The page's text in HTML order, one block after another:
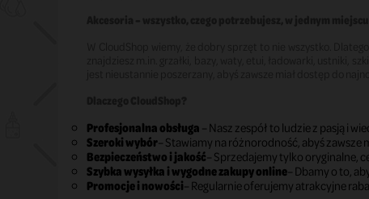
Profesjonalna obsługa – Nasz zespół to ludzie z pasją i
Szeroki wybór – Stawiamy na różnorodność, abyś zawsze
Bezpieczeństwo i jakość – Sprzedajemy tylko
Szybka wysyłka i wygodne zakupy online – Dbamy o to,
Promocje i nowości – Regularnie oferujemy atrakcyjne